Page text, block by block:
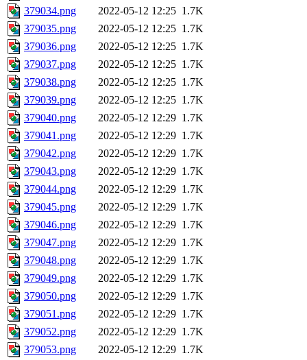
379034.png
2022-05-12 12:25 1.7K
379035.png
2022-05-12 12:25 1.7K
379036.png
2022-05-12 12:25 1.7K
379037.png
2022-05-12 12:25 1.7K
379038.png
2022-05-12 12:25 1.7K
379039.png
2022-05-12 12:25 1.7K
379040.png
2022-05-12 12:29 1.7K
379041.png
2022-05-12 12:29 1.7K
379042.png
2022-05-12 12:29 1.7K
379043.png
2022-05-12 12:29 1.7K
379044.png
2022-05-12 12:29 1.7K
379045.png
2022-05-12 12:29 1.7K
379046.png
2022-05-12 12:29 1.7K
379047.png
2022-05-12 12:29 1.7K
379048.png
2022-05-12 12:29 1.7K
379049.png
2022-05-12 12:29 1.7K
379050.png
2022-05-12 12:29 1.7K
379051.png
2022-05-12 12:29 1.7K
379052.png
2022-05-12 12:29 1.7K
379053.png
2022-05-12 12:29 1.7K